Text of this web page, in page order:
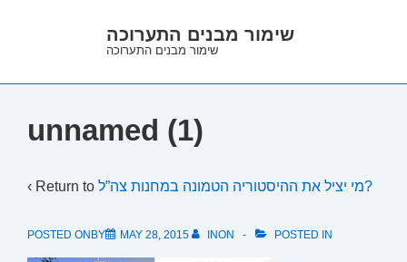
Main
שימור מבנים התערוכה
שימור מבנים התערוכה
unnamed (1)
‹ Return to מי יציל את ההיסטוריה הטמונה במחנות צה”ל?
POSTED ONBY MAY 28, 2015 INON POSTED IN